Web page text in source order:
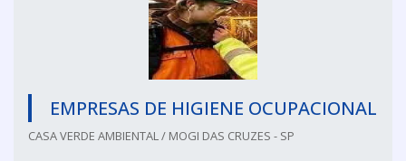
EMPRESAS DE HIGIENE OCUPACIONAL
CASA VERDE AMBIENTAL / MOGI DAS CRUZES - SP